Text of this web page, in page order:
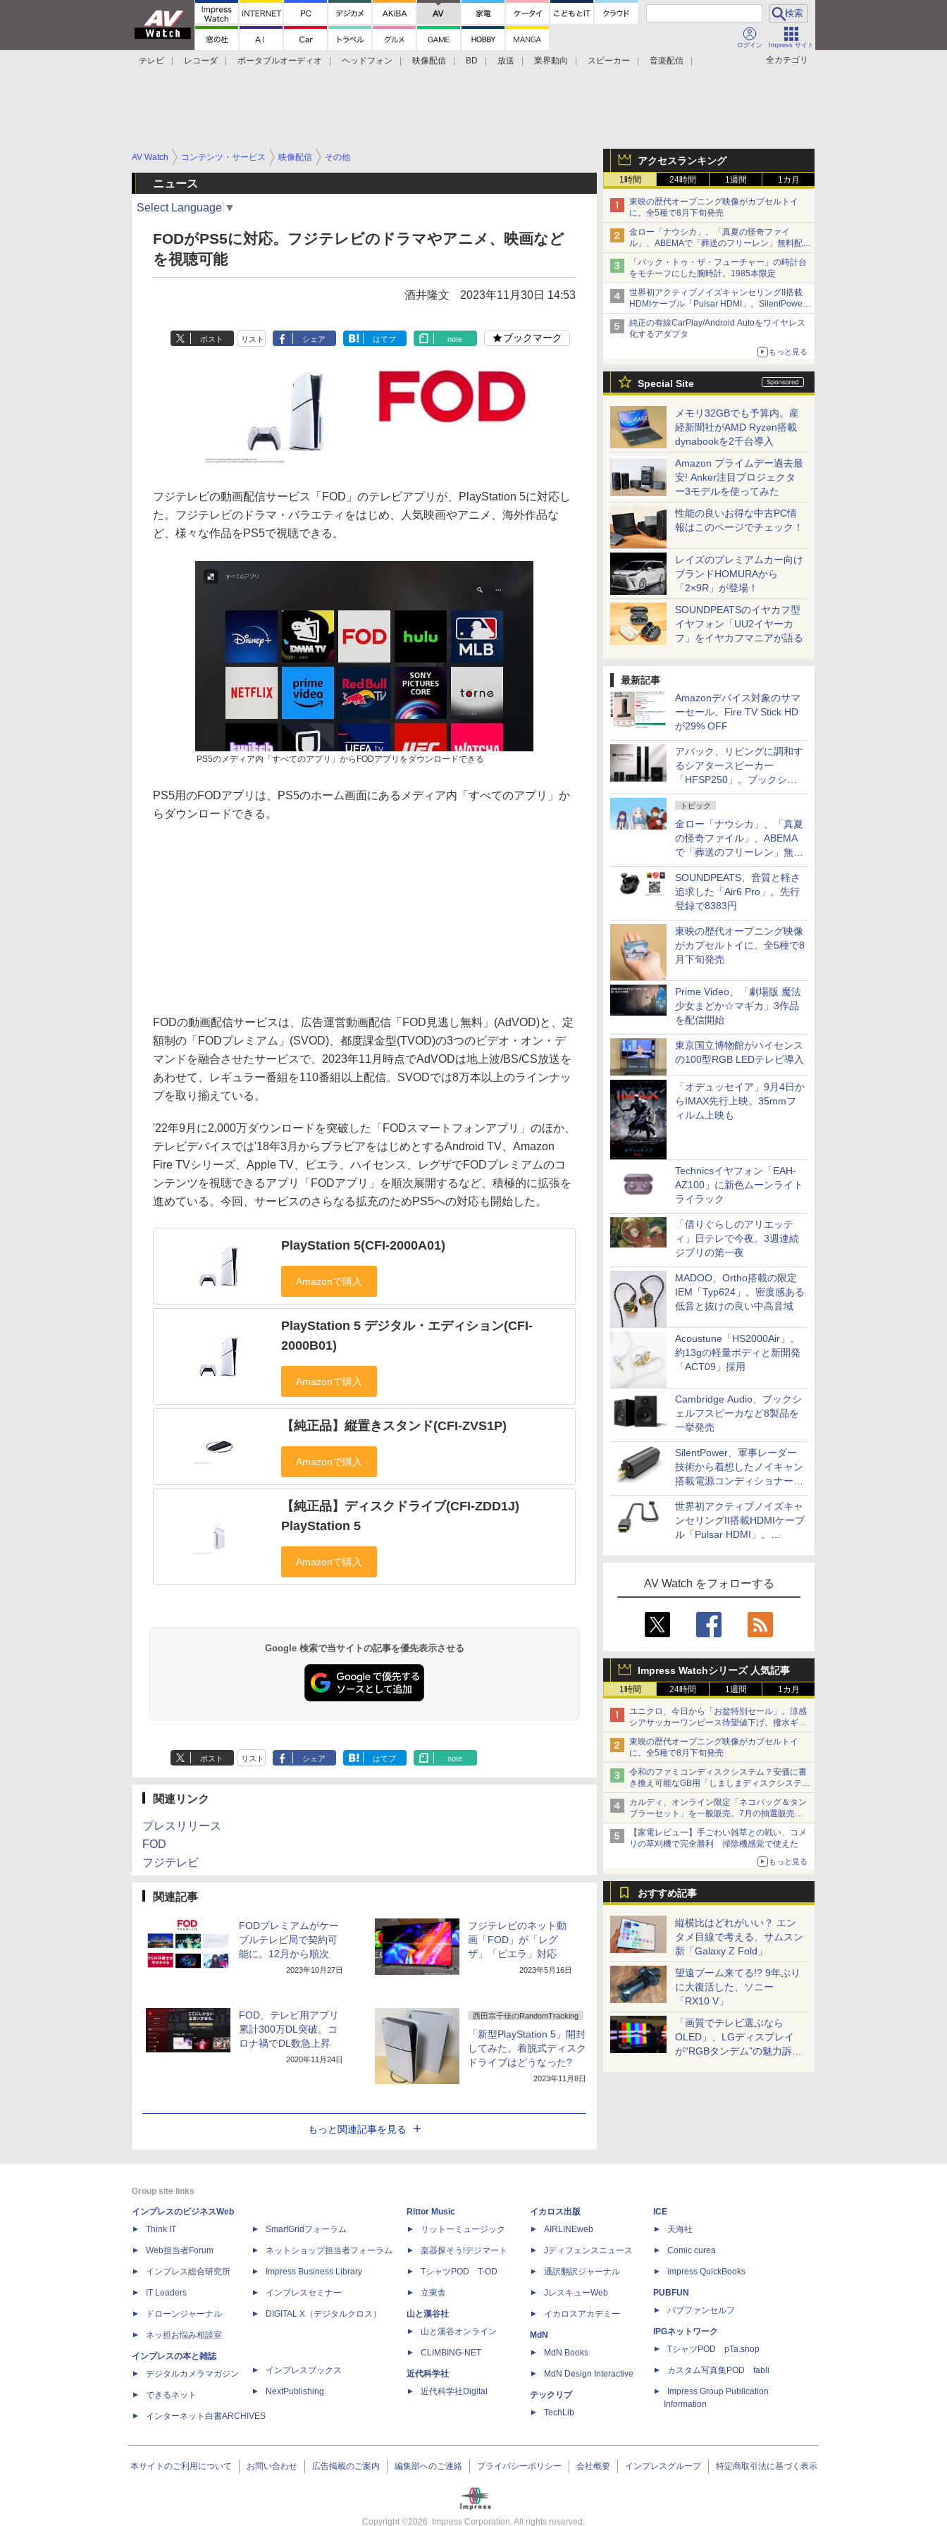
ログイン Impress サイト
全カテゴリ
テレビ レコーダ ポータブルオーディオ ヘッドフォン 映像配信 BD 放送 業界動向 スピーカー
音楽配信
アクセスランキング
1時間 24時間 1週間 1カ月
東映の歴代オープニング映像がカプセルトイ
に。全5種で8月下旬発売
金ロー「ナウシカ」、「真夏の怪奇ファイ
ル」、ABEMAで「葬送のフリーレン」無料配信
など。夏の特番・配信情報
「バック・トゥ・ザ・フューチャー」の時計台
をモチーフにした腕時計。1985本限定
世界初アクティブノイズキャンセリングII搭載
HDMIケーブル「Pulsar HDMI」。SilentPower
から
純正の有線CarPlay/Android Autoをワイヤレス
化するアダプタ
もっと見る
Special Site
メモリ32GBでも予算内。産
経新聞社がAMD Ryzen搭載
dynabookを2千台導入
Amazon プライムデー過去最
安! Anker注目プロジェクタ
ー3モデルを使ってみた
性能の良いお得な中古PC情
報はこのページでチェック！
レイズのプレミアムカー向け
ブランドHOMURAから
「2×9R」が登場！
SOUNDPEATSのイヤカフ型
イヤフォン「UU2イヤーカ
フ」をイヤカフマニアが語る
最新記事
Amazonデバイス対象のサマ
ーセール。Fire TV Stick HD
が29% OFF
アバック、リビングに調和す
るシアタースピーカー
「HFSP250」。ブックシェ
ルフはペア3万円以下
トピック
金ロー「ナウシカ」、「真夏
の怪奇ファイル」、ABEMA
で「葬送のフリーレン」無料
配信など。夏の特番・配信情
報
SOUNDPEATS、音質と軽さ
追求した「Air6 Pro」。先行
登録で8383円
東映の歴代オープニング映像
がカプセルトイに。全5種で8
月下旬発売
Prime Video、「劇場版 魔法
少女まどか☆マギカ」3作品
を配信開始
東京国立博物館がハイセンス
の100型RGB LEDテレビ導入
「オデュッセイア」9月4日か
らIMAX先行上映。35mmフ
ィルム上映も
Technicsイヤフォン「EAH-
AZ100」に新色ムーンライト
ライラック
「借りぐらしのアリエッテ
ィ」日テレで今夜。3週連続
ジブリの第一夜
MADOO、Ortho搭載の限定
IEM「Typ624」。密度感ある
低音と抜けの良い中高音域
Acoustune「HS2000Air」。
約13gの軽量ボディと新開発
「ACT09」採用
Cambridge Audio、ブックシ
ェルフスピーカなど8製品を
一挙発売
SilentPower、軍事レーダー
技術から着想したノイキャン
搭載電源コンディショナー
「AC iPurifier2」
世界初アクティブノイズキャ
ンセリングII搭載HDMIケーブ
ル「Pulsar HDMI」。
AV Watch をフォローする
Impress Watchシリーズ 人気記事
1時間 24時間 1週間 1カ月
ユニクロ、今日から「お盆特別セール」。涼感
シアサッカーワンピース待望値下げ、撥水ギア
ショーツは1990円に
東映の歴代オープニング映像がカプセルトイ
に。全5種で8月下旬発売
令和のファミコンディスクシステム？安価に書
き換え可能なGB用「しましまディスクシステ
ム」
カルディ、オンライン限定「ネコバッグ＆タン
ブラーセット」を一般販売。7月の抽選販売の
当選無効分
【家電レビュー】手ごわい雑草との戦い、コメ
リの草刈機で完全勝利 掃除機感覚で使えた
もっと見る
おすすめ記事
縦横比はどれがいい？ エン
タメ目線で考える、サムスン
新「Galaxy Z Fold」
望遠ブーム来てる!? 9年ぶり
に大復活した、ソニー
「RX10 V」
「画質でテレビ選ぶなら
OLED」、LGディスプレイ
が“RGBタンデム”の魅力訴
AV Watch コンテンツ・サービス 映像配信 その他
ニュース
Select Language ▼
FODがPS5に対応。フジテレビのドラマやアニメ、映画など
を視聴可能
酒井隆文 2023年11月30日 14:53
ポスト リスト シェア はてブ note ブックマーク
フジテレビの動画配信サービス「FOD」のテレビアプリが、PlayStation 5に対応し
た。フジテレビのドラマ・バラエティをはじめ、人気映画やアニメ、海外作品な
ど、様々な作品をPS5で視聴できる。
PS5のメディア内「すべてのアプリ」からFODアプリをダウンロードできる
PS5用のFODアプリは、PS5のホーム画面にあるメディア内「すべてのアプリ」か
らダウンロードできる。
FODの動画配信サービスは、広告運営動画配信「FOD見逃し無料」(AdVOD)と、定
額制の「FODプレミアム」(SVOD)、都度課金型(TVOD)の3つのビデオ・オン・デ
マンドを融合させたサービスで、2023年11月時点でAdVODは地上波/BS/CS放送を
あわせて、レギュラー番組を110番組以上配信。SVODでは8万本以上のラインナッ
プを取り揃えている。
'22年9月に2,000万ダウンロードを突破した「FODスマートフォンアプリ」のほか、
テレビデバイスでは'18年3月からブラビアをはじめとするAndroid TV、Amazon
Fire TVシリーズ、Apple TV、ビエラ、ハイセンス、レグザでFODプレミアムのコ
ンテンツを視聴できるアプリ「FODアプリ」を順次展開するなど、積極的に拡張を
進めている。今回、サービスのさらなる拡充のためPS5への対応も開始した。
PlayStation 5(CFI-2000A01)
PlayStation 5 デジタル・エディション(CFI-
2000B01)
【純正品】縦置きスタンド(CFI-ZVS1P)
【純正品】ディスクドライブ(CFI-ZDD1J)
PlayStation 5
Google 検索で当サイトの記事を優先表示させる
ポスト リスト シェア はてブ note
関連リンク
プレスリリース
FOD
フジテレビ
関連記事
FODプレミアムがケー
ブルテレビ局で契約可
能に。12月から順次
2023年10月27日
フジテレビのネット動
画「FOD」が「レグ
ザ」「ビエラ」対応
2023年5月16日
FOD、テレビ用アプリ
累計300万DL突破。コ
ロナ禍でDL数急上昇
2020年11月24日
西田宗千佳のRandomTracking
「新型PlayStation 5」開封
してみた。着脱式ディスク
ドライブはどうなった?
2023年11月8日
もっと関連記事を見る
Group site links
インプレスのビジネスWeb
Think IT
Web担当者Forum
インプレス総合研究所
IT Leaders
ドローンジャーナル
ネッ担お悩み相談室
インプレスの本と雑誌
デジタルカメラマガジン
できるネット
インターネット白書ARCHIVES
SmartGridフォーラム
ネットショップ担当者フォーラム
Impress Business Library
インプレスセミナー
DIGITAL X（デジタルクロス）
インプレスブックス
NextPublishing
Rittor Music
リットーミュージック
楽器探そう!デジマート
TシャツPOD T-OD
立東舎
山と溪谷社
山と溪谷オンライン
CLIMBING-NET
近代科学社
近代科学社Digital
イカロス出版
AIRLINEweb
Jディフェンスニュース
通訳翻訳ジャーナル
JレスキューWeb
イカロスアカデミー
MdN
MdN Books
MdN Design Interactive
テックリブ
TechLib
ICE
天海社
Comic curea
impress QuickBooks
PUBFUN
パブファンセルフ
IPGネットワーク
TシャツPOD pTa.shop
カスタム写真集POD fabli
Impress Group Publication
Information
本サイトのご利用について お問い合わせ 広告掲載のご案内 編集部へのご連絡 プライバシーポリシー 会社概要 インプレスグループ 特定商取引法に基づく表示
Copyright ©2026 Impress Corporation. All rights reserved.